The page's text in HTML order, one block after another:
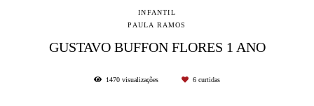
INFANTIL
PAULA RAMOS
GUSTAVO BUFFON FLORES 1 ANO
1470 visualizações 6 curtidas